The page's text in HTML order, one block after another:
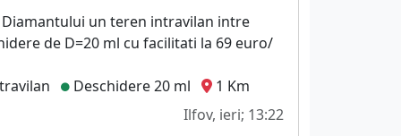
un teren intravilan intre
de D=20 ml cu facilitati la 69 euro/
Deschidere 20 ml
1 Km
Ilfov, ieri; 13:22